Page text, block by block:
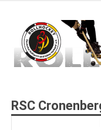
springen
RSC